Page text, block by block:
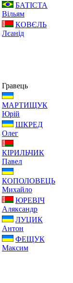
БАТІСТА
Вільям
КОВЄЛЬ
Лєанід
Гравець
МАРТИЩУК
Юрій
ШКРЕД
Олег
КІРИЛЬЧИК
Павел
КОПОЛОВЕЦЬ
Михайло
ЮРЕВІЧ
Аляксандр
ЛУЦИК
Антон
ФЕЩУК
Максим